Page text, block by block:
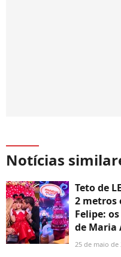
Notícias
Teto de
2 metros
Felipe:
de Maria
25 de maio de